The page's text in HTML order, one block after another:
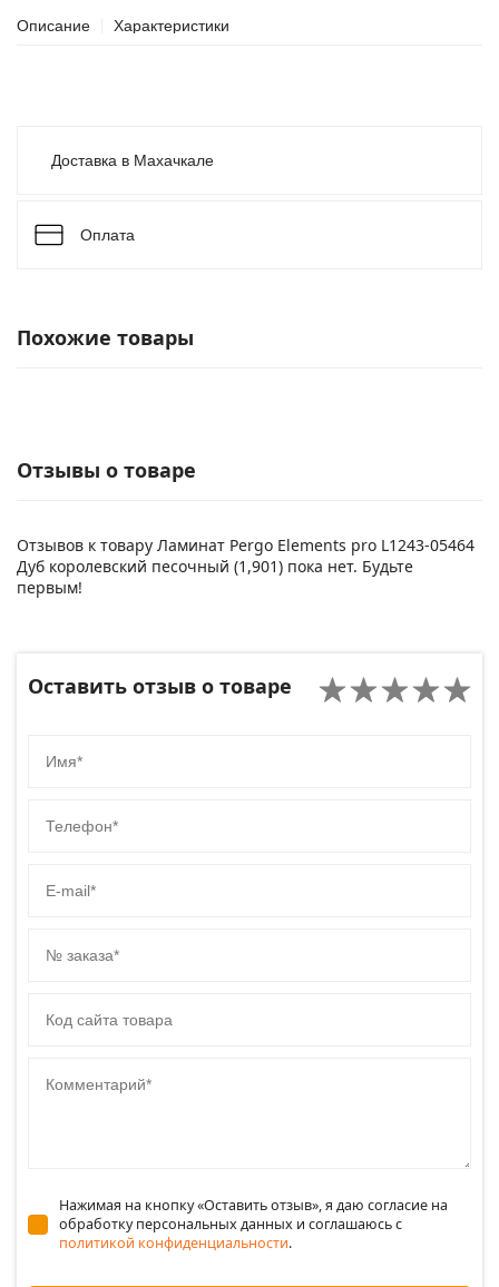
Описание Характеристики
Доставка в Махачкале
Оплата
Похожие товары
Отзывы о товаре
Отзывов к товару Ламинат Pergo Elements pro L1243-05464
Дуб королевский песочный (1,901) пока нет. Будьте
первым!
Оставить отзыв о товаре
Нажимая на кнопку «Оставить отзыв», я даю согласие на
обработку персональных данных и соглашаюсь c
политикой конфиденциальности.